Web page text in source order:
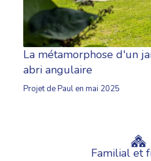
La métamorphose d'un
abri angulaire
Projet de Paul en mai 2025
Familial et